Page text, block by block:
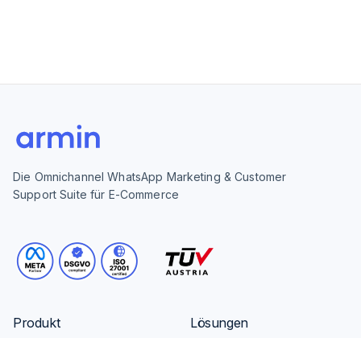
Die Omnichannel WhatsApp Marketing & Customer
Support Suite für E-Commerce
Produkt Lösungen